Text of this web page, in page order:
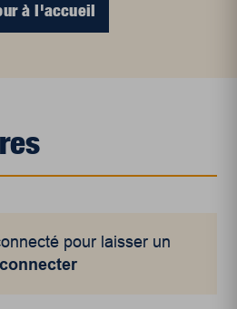
à l'accueil
pour laisser un